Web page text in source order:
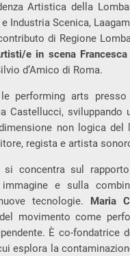
Artistica della
Industria Scenica,
di Regione
e in scena
d’Amico di Roma.
le performing arts
Castellucci, sviluppando
non logica del
regista e artista
si concentra sul
e sulla
tecnologie.
Maria
movimento come
È co-fondatrice
esplora la